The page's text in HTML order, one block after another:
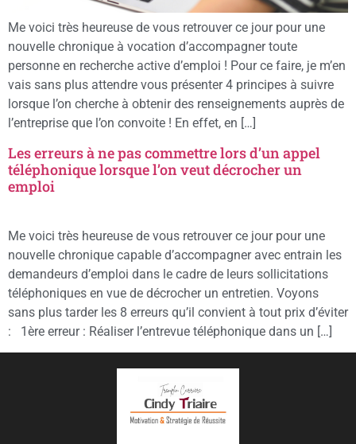
Me voici très heureuse de vous retrouver ce jour pour une
nouvelle chronique à vocation d’accompagner toute
personne en recherche active d’emploi ! Pour ce faire, je m’en
vais sans plus attendre vous présenter 4 principes à suivre
lorsque l’on cherche à obtenir des renseignements auprès de
l’entreprise que l’on convoite ! En effet, en […]
Les erreurs à ne pas commettre lors d’un appel
téléphonique lorsque l’on veut décrocher un
emploi
Me voici très heureuse de vous retrouver ce jour pour une
nouvelle chronique capable d’accompagner avec entrain les
demandeurs d’emploi dans le cadre de leurs sollicitations
téléphoniques en vue de décrocher un entretien. Voyons
sans plus tarder les 8 erreurs qu’il convient à tout prix d’éviter
: 1ère erreur : Réaliser l’entrevue téléphonique dans un […]